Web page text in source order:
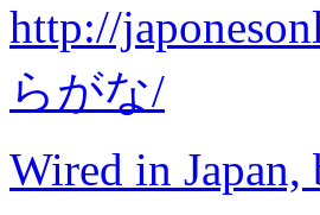
http://
らがな/
Wired in Japan,